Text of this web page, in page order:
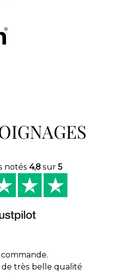
notés 4,8 sur 5
de très belle qualité